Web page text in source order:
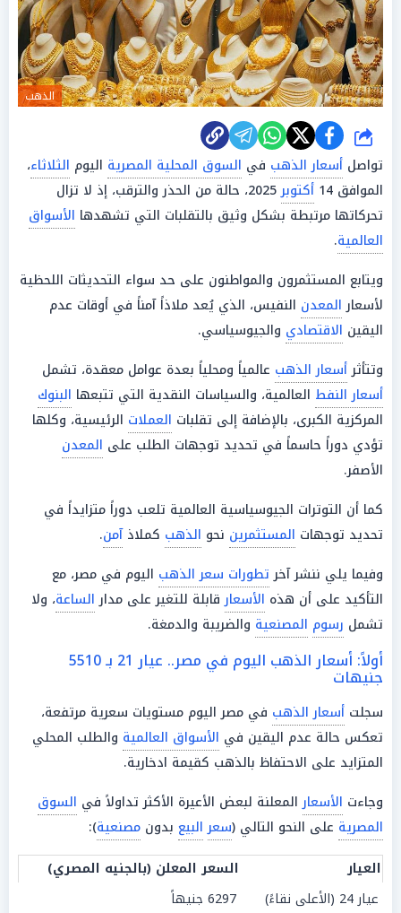
الذهب
شارك
تواصل أسعار الذهب في السوق المحلية المصرية اليوم الثلاثاء،
الموافق 14
أكتوبر
2025، حالة من الحذر والترقب، إذ لا تزال
تحركاتها مرتبطة بشكل وثيق بالتقلبات التي تشهدها الأسواق
العالمية.
ويتابع المستثمرون والمواطنون على حد سواء التحديثات اللحظية
لأسعارالمعدن النفيس، الذي يُعد ملاذاً آمناً في أوقات عدم
اليقين الاقتصادي والجيوسياسي.
وتتأثرأسعار الذهب عالمياً ومحلياً بعدة عوامل معقدة، تشمل
أسعار النفط العالمية، والسياسات النقدية التي تتبعها البنوك
المركزية الكبرى، بالإضافة إلى تقلبات العملات الرئيسية، وكلها
تؤدي دوراً حاسماً في تحديد توجهات الطلب على المعدن
الأصفر.
كما أن التوترات الجيوسياسية العالمية تلعب دوراً متزايداً في
تحديد توجهات المستثمرين نحو الذهب كملاذآمن.
وفيما يلي ننشر آخرتطورات سعر الذهب اليوم في مصر، مع
التأكيد على أن هذه الأسعارقابلة للتغير على مدارالساعة، ولا
تشمل رسوم المصنعية والضريبة والدمغة.
أولاً: أسعار الذهب اليوم في مصر.. عيار 21 بـ 5510
جنيهات
سجلت أسعار الذهب في مصر اليوم مستويات سعرية مرتفعة،
تعكس حالة عدم اليقين في الأسواق العالمية والطلب المحلي
المتزايد على الاحتفاظ بالذهب كقيمة ادخارية.
وجاءت الأسعارالمعلنة لبعض الأعيرة الأكثر تداولاً في السوق
المصرية على النحو التالي (سعر البيع بدون مصنعية):
العيار
السعر المعلن (بالجنيه المصري)
عيار 24 (الأعلى نقاءً)
6297 جنيهاً